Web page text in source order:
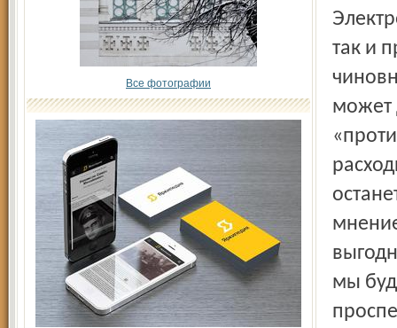
Все фотографии
Электронные СМИ цитируют аргументы как сторонников
так и
может
мы